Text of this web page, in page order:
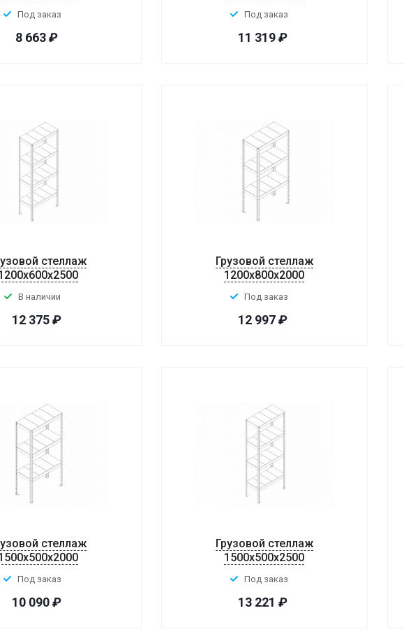
Под заказ
8 663₽
Под заказ
11 319₽
стеллаж
В наличии
12 375₽
Грузовой стеллаж
1200x800x2000
Под заказ
12 997₽
стеллаж
Под заказ
10 090₽
Грузовой стеллаж
1500x500x2500
Под заказ
13 221₽